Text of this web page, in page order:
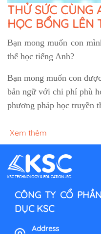
THỬ SỨC CÙNG
HỌC BỔNG LÊN
Bạn mong muốn con
thể học tiếng Anh?
Bạn mong muốn con
bản ngữ với chi phí phù
phương pháp học truyền
Xem thêm
CÔNG TY CỔ
DỤC KSC
Address